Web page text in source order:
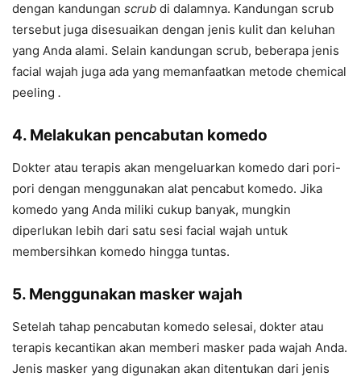
dengan kandungan scrub di dalamnya. Kandungan scrub
tersebut juga disesuaikan dengan jenis kulit dan keluhan
yang Anda alami. Selain kandungan scrub, beberapa jenis
facial wajah juga ada yang memanfaatkan metode chemical
peeling .
4. Melakukan pencabutan komedo
Dokter atau terapis akan mengeluarkan komedo dari pori-
pori dengan menggunakan alat pencabut komedo. Jika
komedo yang Anda miliki cukup banyak, mungkin
diperlukan lebih dari satu sesi facial wajah untuk
membersihkan komedo hingga tuntas.
5. Menggunakan masker wajah
Setelah tahap pencabutan komedo selesai, dokter atau
terapis kecantikan akan memberi masker pada wajah Anda.
Jenis masker yang digunakan akan ditentukan dari jenis